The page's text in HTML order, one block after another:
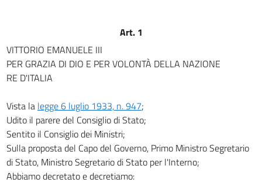
art. 11
CAPO III
art. 13
art. 14
art. 15
art. 16
Art. 1
VITTORIO EMANUELE III
PER GRAZIA DI DIO E PER VOLONTÀ DELLA NAZIONE
RE D'ITALIA
Vista la legge 6 luglio 1933, n. 947;
Udito il parere del Consiglio di Stato;
Sentito il Consiglio dei Ministri;
Sulla proposta del Capo del Governo, Primo Ministro Segretario
di Stato, Ministro Segretario di Stato per l'Interno;
Abbiamo decretato e decretiamo: